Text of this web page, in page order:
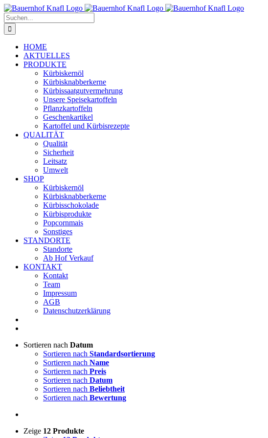
Zum
Inhalt
springen
Suche
nach:
HOME
AKTUELLES
PRODUKTE
Kürbiskernöl
Kürbisknabberkerne
Kürbissaatgutvermehrung
Unsere Speisekartoffeln
Pflanzkartoffeln
Geschenkartikel
Kartoffel und Kürbisrezepte
QUALITÄT
Qualität
Sicherheit
Leitsatz
Umwelt
SHOP
Kürbiskernöl
Kürbisknabberkerne
Kürbisschokolade
Kürbisprodukte
Popcornmais
Sonstiges
STANDORTE
Standorte
Ab Hof Verkauf
KONTAKT
Kontakt
Team
Impressum
AGB
Datenschutzerklärung
Sortieren nach Datum
Sortieren nach Standardsortierung
Sortieren nach Name
Sortieren nach Preis
Sortieren nach Datum
Sortieren nach Beliebtheit
Sortieren nach Bewertung
Zeige 12 Produkte